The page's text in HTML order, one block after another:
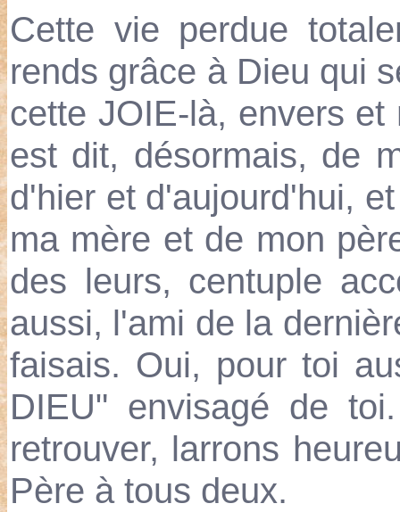
Cette vie perdue
rends grâce à Dieu qui
cette JOIE-là, envers
est dit, désormais, de
d'hier et d'aujourd'hui,
ma mère et de mon
des leurs, centuple
aussi, l'ami de la
faisais. Oui, pour toi
DIEU" envisagé de
retrouver, larrons
Père à tous deux.